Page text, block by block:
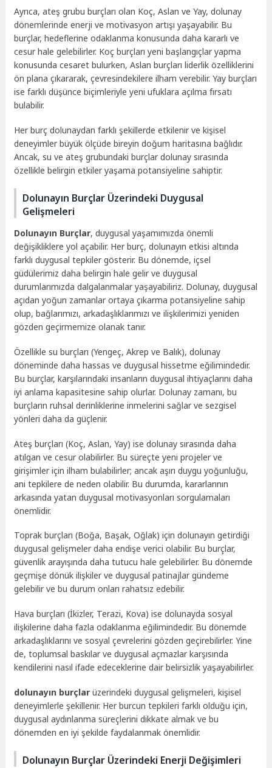
Ayrıca, ateş grubu burçları olan Koç, Aslan ve Yay, dolunay
dönemlerinde enerji ve motivasyon artışı yaşayabilir. Bu
burçlar, hedeflerine odaklanma konusunda daha kararlı ve
cesur hale gelebilirler. Koç burçları yeni başlangıçlar yapma
konusunda cesaret bulurken, Aslan burçları liderlik özelliklerini
ön plana çıkararak, çevresindekilere ilham verebilir. Yay burçları
ise farklı düşünce biçimleriyle yeni ufuklara açılma fırsatı
bulabilir.
Her burç dolunaydan farklı şekillerde etkilenir ve kişisel
deneyimler büyük ölçüde bireyin doğum haritasına bağlıdır.
Ancak, su ve ateş grubundaki burçlar dolunay sırasında
özellikle belirgin etkiler yaşama potansiyeline sahiptir.
Dolunayın Burçlar Üzerindeki Duygusal
Gelişmeleri
Dolunayın Burçlar, duygusal yaşamımızda önemli
değişikliklere yol açabilir. Her burç, dolunayın etkisi altında
farklı duygusal tepkiler gösterir. Bu dönemde, içsel
güdülerimiz daha belirgin hale gelir ve duygusal
durumlarımızda dalgalanmalar yaşayabiliriz. Dolunay, duygusal
açıdan yoğun zamanlar ortaya çıkarma potansiyeline sahip
olup, bağlarımızı, arkadaşlıklarımızı ve ilişkilerimizi yeniden
gözden geçirmemize olanak tanır.
Özellikle su burçları (Yengeç, Akrep ve Balık), dolunay
döneminde daha hassas ve duygusal hissetme eğilimindedir.
Bu burçlar, karşılarındaki insanların duygusal ihtiyaçlarını daha
iyi anlama kapasitesine sahip olurlar. Dolunay zamanı, bu
burçların ruhsal derinliklerine inmelerini sağlar ve sezgisel
yönleri daha da güçlenir.
Ateş burçları (Koç, Aslan, Yay) ise dolunay sırasında daha
atılgan ve cesur olabilirler. Bu süreçte yeni projeler ve
girişimler için ilham bulabilirler; ancak aşırı duygu yoğunluğu,
ani tepkilere de neden olabilir. Bu durumda, kararlarının
arkasında yatan duygusal motivasyonları sorgulamaları
önemlidir.
Toprak burçları (Boğa, Başak, Oğlak) için dolunayın getirdiği
duygusal gelişmeler daha endişe verici olabilir. Bu burçlar,
güvenlik arayışında daha tutucu hale gelebilirler. Bu dönemde
geçmişe dönük ilişkiler ve duygusal patinajlar gündeme
gelebilir ve bu durum onları rahatsız edebilir.
Hava burçları (İkizler, Terazi, Kova) ise dolunayda sosyal
ilişkilerine daha fazla odaklanma eğilimindedir. Bu dönemde
arkadaşlıklarını ve sosyal çevrelerini gözden geçirebilirler. Yine
de, toplumsal baskılar ve duygusal açmazlar karşısında
kendilerini nasıl ifade edeceklerine dair belirsizlik yaşayabilirler.
dolunayın burçlar üzerindeki duygusal gelişmeleri, kişisel
deneyimlerle şekillenir. Her burcun tepkileri farklı olduğu için,
duygusal aydınlanma süreçlerini dikkate almak ve bu
dönemden en iyi şekilde faydalanmak önemlidir.
Dolunayın Burçlar Üzerindeki Enerji Değişimleri